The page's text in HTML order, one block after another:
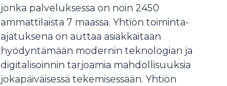
jonka palveluksessa on noin 2450
ammattilaista 7 maassa. Yhtiön toiminta-
ajatuksena on auttaa asiakkaitaan
hyödyntämään modernin teknologian ja
digitalisoinnin tarjoamia mahdollisuuksia
jokapäiväisessä tekemisessään. Yhtiön